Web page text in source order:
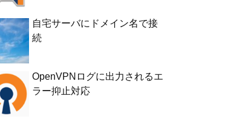
自宅サーバにドメイン名で接
続
OpenVPNログに出力されるエ
ラー抑止対応